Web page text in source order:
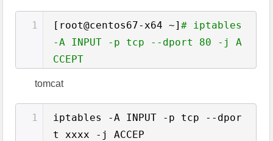
1 [root@centos67-x64 ~]# iptables
-A INPUT -p tcp --dport 80 -j A
CCEPT
tomcat
1
iptables -A INPUT -p tcp --dpor
t xxxx -j ACCEP